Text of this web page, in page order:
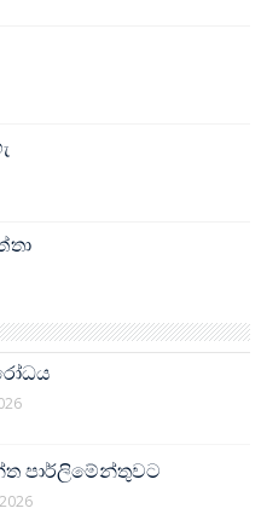
පාර්ලිමේන්තුවට